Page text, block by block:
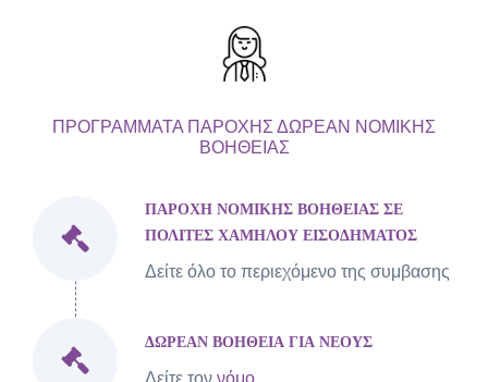
ΠΡΟΓΡΑΜΜΑΤΑ ΠΑΡΟΧΗΣ ΔΩΡΕΑΝ ΝΟΜΙΚΗΣ
ΒΟΗΘΕΙΑΣ
ΠΑΡΟΧΗ ΝΟΜΙΚΗΣ ΒΟΗΘΕΙΑΣ ΣΕ
ΠΟΛΙΤΕΣ ΧΑΜΗΛΟΥ ΕΙΣΟΔΗΜΑΤΟΣ
Δείτε όλο το περιεχόμενο της συμβασης
ΔΩΡΕΑΝ ΒΟΗΘΕΙΑ ΓΙΑ ΝΕΟΥΣ
Δείτε τον νόμο